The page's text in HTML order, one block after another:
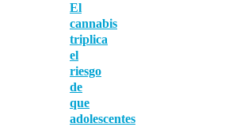
El
cannabis
triplica
el
riesgo
de
que
adolescentes